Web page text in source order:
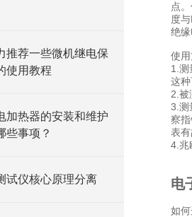
推荐一些微机继电保
使用教程
加热器的安装和维护
些事项？
试仪核心原理分离
点
度
绝
使
1.测
这种
2.被
3.测
察
表有
4.兆
电
如何